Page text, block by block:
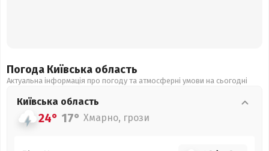
Погода Київська область
Актуальна інформація про погоду та атмосферні умови на сьогодні
Київська область
24° 17° Хмарно, грози